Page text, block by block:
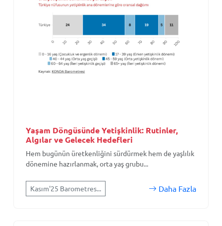
Yaşam Döngüsünde Yetişkinlik: Rutinler,
Algılar ve Gelecek Hedefleri
Hem bugünün üretkenliğini sürdürmek hem de yaşlılık
dönemine hazırlanmak, orta yaş grubu...
Kasım'25 Barometres... Daha Fazla